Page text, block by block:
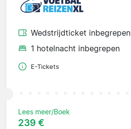
Wedstrijdticket inbegrepen
1 hotelnacht inbegrepen
E-Tickets
Lees meer/Boek
239 €